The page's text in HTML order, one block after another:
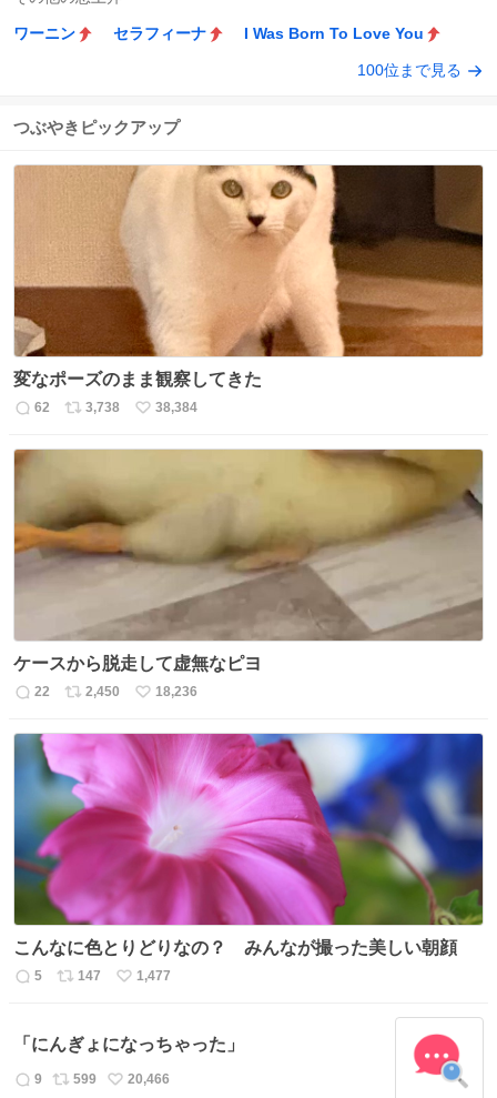
ワーニン セラフィーナ I Was Born To Love You
100位まで見る
つぶやきピックアップ
変なポーズのまま観察してきた
返
数
62
リ
数
3,738
い
38,384
ケースから脱走して虚無なピヨ
返
22
リ
ト
数
2,450
い
ね
数
18,236
こんなに色とりどりなの？ みんなが撮った美しい朝顔
返
数
5
リ
ス
ト
数
147
い
ね
数
1,477
「にんぎょになっちゃった」
返
9
リ
599
い
20,466